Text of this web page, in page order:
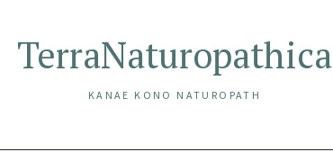
TerraNaturopathica
KANAE KONO NATUROPATH